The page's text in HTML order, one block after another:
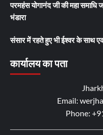
परमहंस योगानंद जी की महा
भंडारा
संसार में रहते हुए भी ईश्वर के साथ
कार्यालय का पता
Email:
Phone: